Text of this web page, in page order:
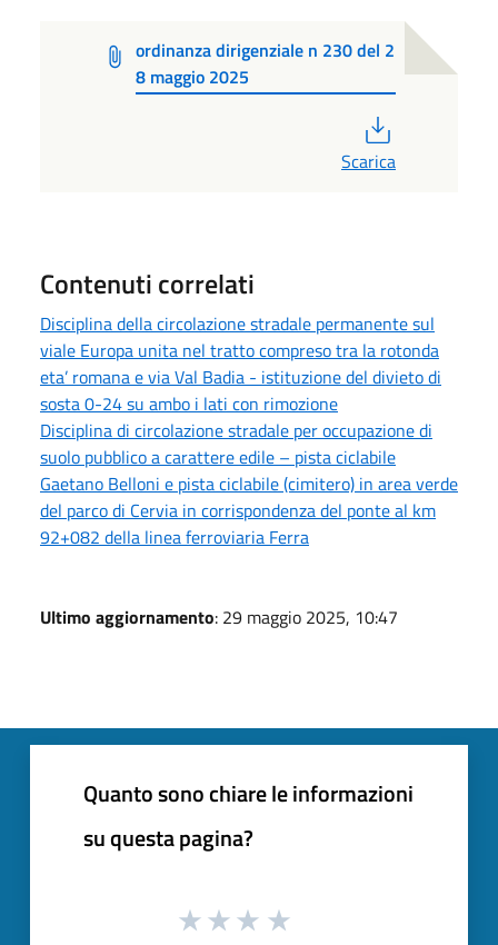
ordinanza dirigenziale n 230 del 2
8 maggio 2025
Scarica
Contenuti correlati
Disciplina della circolazione stradale permanente sul
viale Europa unita nel tratto compreso tra la rotonda
eta’ romana e via Val Badia - istituzione del divieto di
sosta 0-24 su ambo i lati con rimozione
Disciplina di circolazione stradale per occupazione di
suolo pubblico a carattere edile – pista ciclabile
Gaetano Belloni e pista ciclabile (cimitero) in area verde
del parco di Cervia in corrispondenza del ponte al km
92+082 della linea ferroviaria Ferra
Ultimo aggiornamento: 29 maggio 2025, 10:47
Quanto sono chiare le informazioni
su questa pagina?